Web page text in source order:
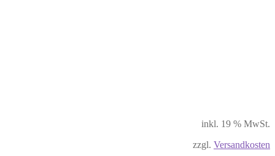
inkl. 19 % MwSt.
zzgl. Versandkosten